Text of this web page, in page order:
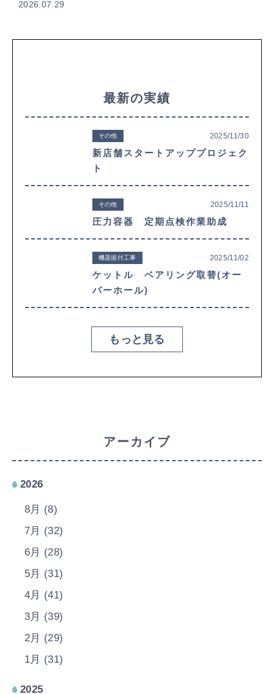
2026.07.29
最新の実績
その他 2025/11/30
新店舗スタートアッププロジェク
ト
その他 2025/11/11
圧力容器 定期点検作業助成
機器据付工事 2025/11/02
ケットル ベアリング取替(オー
バーホール)
もっと見る
アーカイブ
2026
8月 (8)
7月 (32)
6月 (28)
5月 (31)
4月 (41)
3月 (39)
2月 (29)
1月 (31)
2025